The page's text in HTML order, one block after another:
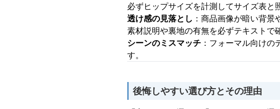
必ずヒップサイズを計測してサイズ表と
透け感の見落とし ：商品画像が暗い背
素材説明や裏地の有無を必ずテキストで
シーンのミスマッチ ：フォーマル向け
す。
後悔しやすい選び方とその理由